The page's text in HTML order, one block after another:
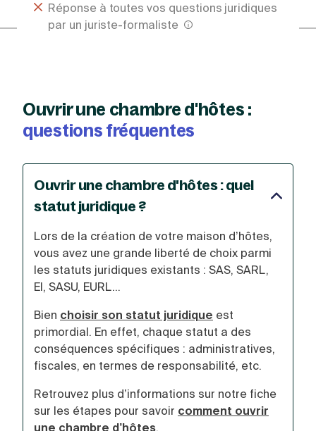
Réponse à toutes vos questions juridiques
par un juriste-formaliste
Ouvrir une chambre d'hôtes :
questions fréquentes
Ouvrir une chambre d'hôtes : quel
statut juridique ?
Lors de la création de votre maison d’hôtes,
vous avez une grande liberté de choix parmi
les statuts juridiques existants : SAS, SARL,
EI, SASU, EURL...
Bien choisir son statut juridique est
primordial. En effet, chaque statut a des
conséquences spécifiques : administratives,
fiscales, en termes de responsabilité, etc.
Retrouvez plus d’informations sur notre fiche
sur les étapes pour savoir comment ouvrir